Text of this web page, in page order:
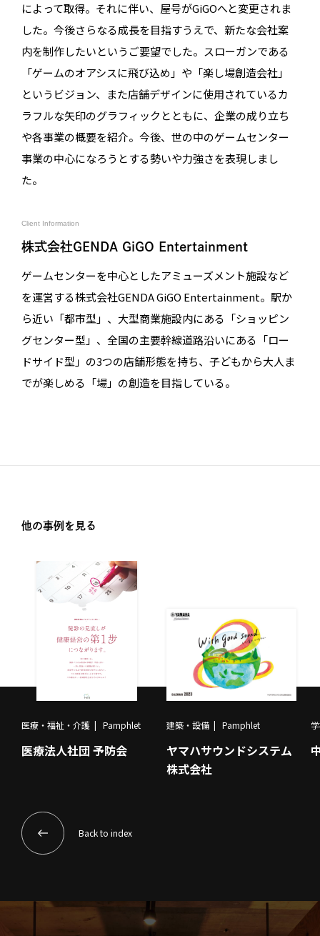
によって取得。それに伴い、屋号がGiGOへと変更されま
した。今後さらなる成長を目指すうえで、新たな会社案
内を制作したいというご要望でした。スローガンである
「ゲームのオアシスに飛び込め」や「楽し場創造会社」
というビジョン、また店舗デザインに使用されているカ
ラフルな矢印のグラフィックとともに、企業の成り立ち
や各事業の概要を紹介。今後、世の中のゲームセンター
事業の中心になろうとする勢いや力強さを表現しまし
た。
Client Information
株式会社GENDA GiGO Entertainment
ゲームセンターを中心としたアミューズメント施設など
を運営する株式会社GENDA GiGO Entertainment。駅か
ら近い「都市型」、大型商業施設内にある「ショッピン
グセンター型」、全国の主要幹線道路沿いにある「ロー
ドサイド型」の3つの店舗形態を持ち、子どもから大人ま
でが楽しめる「場」の創造を目指している。
他の事例を見る
医療・福祉・介護 Pamphlet
医療法人社団 予防会
建築・設備 Pamphlet
ヤマハサウンドシステム
株式会社
Back to index